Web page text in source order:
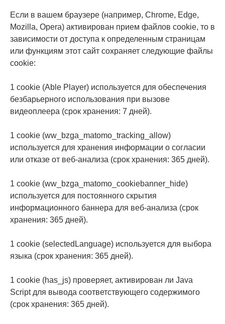
Если в вашем браузере (например, Chrome, Edge,
Mozilla, Opera) активирован прием файлов cookie, то в
зависимости от доступа к определенным страницам
или функциям этот сайт сохраняет следующие файлы
cookie:
1 cookie (Able Player) используется для обеспечения
безбарьерного использования при вызове
видеоплеера (срок хранения: 7 дней).
1 cookie (ww_bzga_matomo_tracking_allow)
используется для хранения информации о согласии
или отказе от веб-анализа (срок хранения: 365 дней).
1 cookie (ww_bzga_matomo_cookiebanner_hide)
используется для постоянного скрытия
информационного баннера для веб-анализа (срок
хранения: 365 дней).
1 cookie (selectedLanguage) используется для выбора
языка (срок хранения: 365 дней).
1 cookie (has_js) проверяет, активирован ли Java
Script для вывода соответствующего содержимого
(срок хранения: 365 дней).